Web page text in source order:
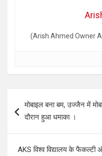
(Arish Ahmed Owner
navigation
मोबाइल बना बम, उज्जैन में
दौरान हुआ धमाका ।
AKS विश्व विद्यालय के फैकल्टी